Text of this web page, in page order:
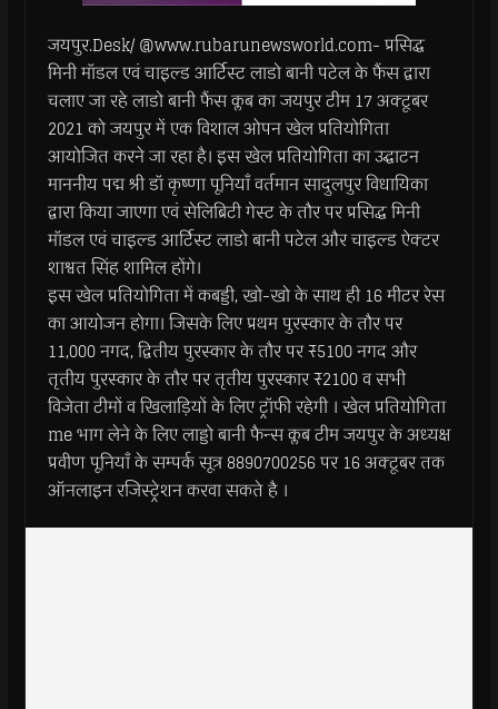
जयपुर.Desk/ @www.rubarunewsworld.com- प्रसिद्ध
मिनी मॉडल एवं चाइल्ड आर्टिस्ट लाडो बानी पटेल के फैंस द्वारा
चलाए जा रहे लाडो बानी फैंस क्लब का जयपुर टीम 17 अक्टूबर
2021 को जयपुर में एक विशाल ओपन खेल प्रतियोगिता
आयोजित करने जा रहा है। इस खेल प्रतियोगिता का उद्घाटन
माननीय पद्म श्री डॉ कृष्णा पूनियाँ वर्तमान सादुलपुर विधायिका
द्वारा किया जाएगा एवं सेलिब्रिटी गेस्ट के तौर पर प्रसिद्ध मिनी
मॉडल एवं चाइल्ड आर्टिस्ट लाडो बानी पटेल और चाइल्ड ऐक्टर
शाश्वत सिंह शामिल होंगे।
इस खेल प्रतियोगिता में कबड्डी, खो-खो के साथ ही 16 मीटर रेस
का आयोजन होगा। जिसके लिए प्रथम पुरस्कार के तौर पर
11,000 नगद, द्वितीय पुरस्कार के तौर पर ₹5100 नगद और
तृतीय पुरस्कार के तौर पर तृतीय पुरस्कार ₹2100 व सभी
विजेता टीमों व खिलाड़ियों के लिए ट्रॉफी रहेगी । खेल प्रतियोगिता
me भाग लेने के लिए लाड्डो बानी फैन्स क्लब टीम जयपुर के अध्यक्ष
प्रवीण पूनियाँ के सम्पर्क सूत्र 8890700256 पर 16 अक्टूबर तक
ऑनलाइन रजिस्ट्रेशन करवा सकते है ।